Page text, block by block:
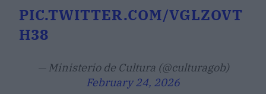
PIC.TWITTER.COM/VGLZOVT
H38
— Ministerio de Cultura (@culturagob)
February 24, 2026